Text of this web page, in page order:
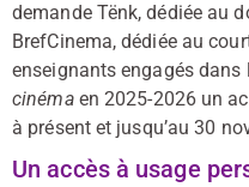
demande Tënk, dédiée au
BrefCinema, dédiée au
enseignants engagés
cinémaen 2025-2026 un
à présent et jusqu’au 30
Un accès à usage